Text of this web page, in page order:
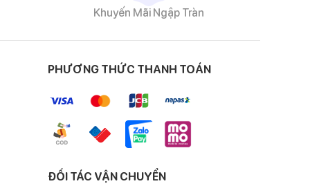
gò bó.
giúp tổng thể
Khuyến Mãi Ngập Tràn
PHƯƠNG THỨC THANH TOÁN
ĐỐI TÁC VẬN CHUYỂN